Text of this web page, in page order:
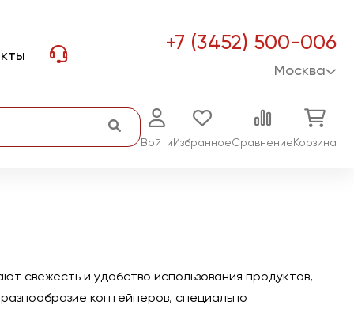
+7 (3452) 500-006
Москва
Войти ИзбранноеСравнение Корзина
свежесть и удобство использования продуктов,
контейнеров, специально